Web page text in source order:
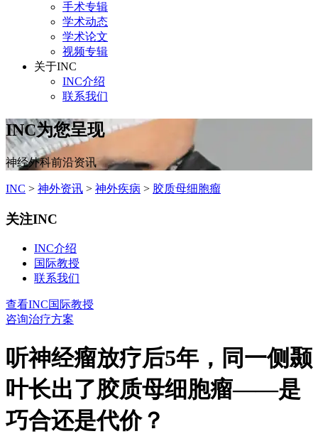
手术专辑
学术动态
学术论文
视频专辑
关于INC
INC介绍
联系我们
INC为您呈现
神经外科前沿资讯
INC > 神外资讯 > 神外疾病 > 胶质母细胞瘤
关注INC
INC介绍
国际教授
联系我们
查看INC国际教授
咨询治疗方案
听神经瘤放疗后5年，同一侧颞
叶长出了胶质母细胞瘤——是
巧合还是代价？